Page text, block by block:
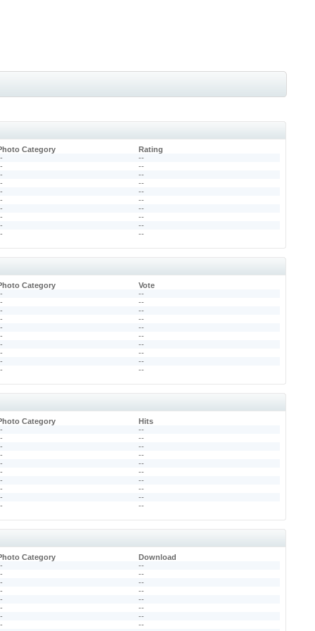
Category
Rating
--
--
--
--
--
--
--
--
--
--
Category
Vote
--
--
--
--
--
--
--
--
--
--
Category
Hits
--
--
--
--
--
--
--
--
--
--
Category
Download
--
--
--
--
--
--
--
--